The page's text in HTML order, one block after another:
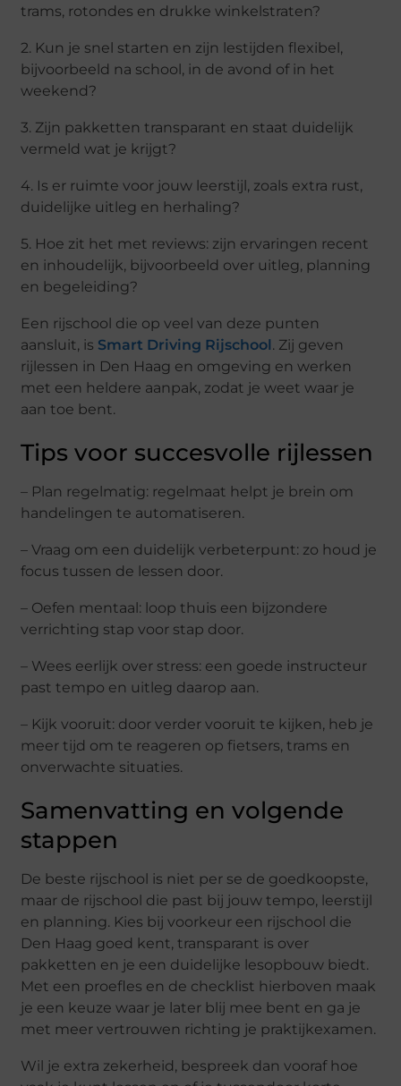
trams, rotondes en drukke winkelstraten?
2. Kun je snel starten en zijn lestijden flexibel,
bijvoorbeeld na school, in de avond of in het
weekend?
3. Zijn pakketten transparant en staat duidelijk
vermeld wat je krijgt?
4. Is er ruimte voor jouw leerstijl, zoals extra rust,
duidelijke uitleg en herhaling?
5. Hoe zit het met reviews: zijn ervaringen recent
en inhoudelijk, bijvoorbeeld over uitleg, planning
en begeleiding?
Een rijschool die op veel van deze punten
aansluit, is Smart Driving Rijschool . Zij geven
rijlessen in Den Haag en omgeving en werken
met een heldere aanpak, zodat je weet waar je
aan toe bent.
Tips voor succesvolle rijlessen
– Plan regelmatig: regelmaat helpt je brein om
handelingen te automatiseren.
– Vraag om een duidelijk verbeterpunt: zo houd je
focus tussen de lessen door.
– Oefen mentaal: loop thuis een bijzondere
verrichting stap voor stap door.
– Wees eerlijk over stress: een goede instructeur
past tempo en uitleg daarop aan.
– Kijk vooruit: door verder vooruit te kijken, heb je
meer tijd om te reageren op fietsers, trams en
onverwachte situaties.
Samenvatting en volgende
stappen
De beste rijschool is niet per se de goedkoopste,
maar de rijschool die past bij jouw tempo, leerstijl
en planning. Kies bij voorkeur een rijschool die
Den Haag goed kent, transparant is over
pakketten en je een duidelijke lesopbouw biedt.
Met een proefles en de checklist hierboven maak
je een keuze waar je later blij mee bent en ga je
met meer vertrouwen richting je praktijkexamen.
Wil je extra zekerheid, bespreek dan vooraf hoe